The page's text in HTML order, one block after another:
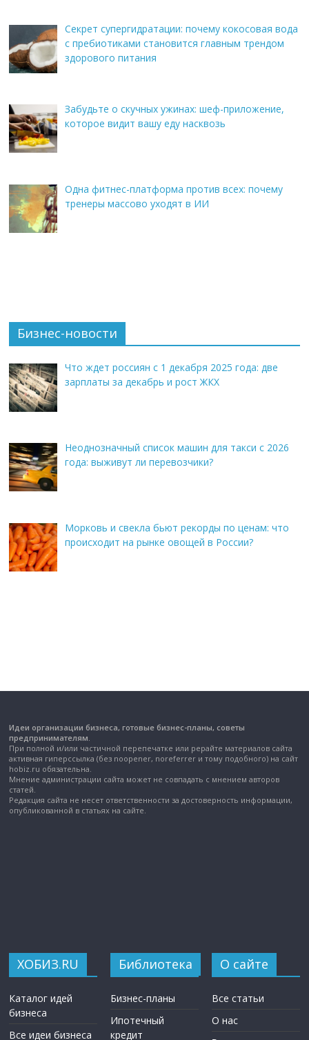
Секрет супергидратации: почему кокосовая вода
с пребиотиками становится главным трендом
здорового питания
Забудьте о скучных ужинах: шеф-приложение,
которое видит вашу еду насквозь
Одна фитнес-платформа против всех: почему
тренеры массово уходят в ИИ
Бизнес-новости
Что ждет россиян с 1 декабря 2025 года: две
зарплаты за декабрь и рост ЖКХ
Неоднозначный список машин для такси с 2026
года: выживут ли перевозчики?
Морковь и свекла бьют рекорды по ценам: что
происходит на рынке овощей в России?
Идеи организации бизнеса, готовые бизнес-планы, советы
предпринимателям.
При полной и/или частичной перепечатке или рерайте материалов сайта
активная гиперссылка (без noopener, noreferrer и тому подобного) на сайт
hobiz.ru обязательна.
Мнение администрации сайта может не совпадать с мнением авторов
статей.
Редакция сайта не несет ответственности за достоверность информации,
опубликованной в статьях на сайте.
ХОБИЗ.RU
Каталог идей
бизнеса
Все идеи бизнеса
Библиотека
Бизнес-планы
Ипотечный
кредит
О сайте
Все статьи
О нас